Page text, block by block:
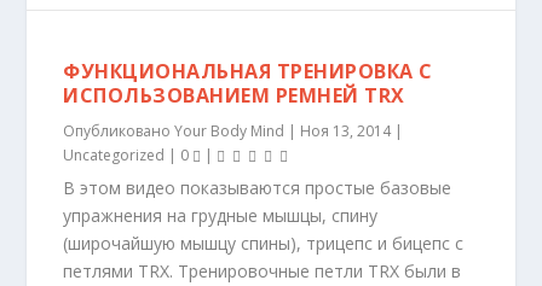
ФУНКЦИОНАЛЬНАЯ ТРЕНИРОВКА С
ИСПОЛЬЗОВАНИЕМ РЕМНЕЙ TRX
ОпубликованоYour Body Mind | Ноя 13, 2014|
Uncategorized | 0 |
В этом видео показываются простые базовые
упражнения на грудные мышцы, спину
(широчайшую мышцу спины), трицепс и бицепс с
петлями TRX. Тренировочные петли TRX были в